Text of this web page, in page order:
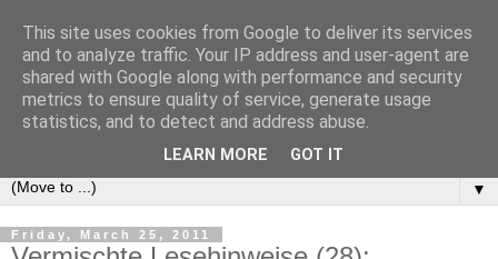
e-comm
Blog zum österreichischen und europäischen Recht der
elektronischen Kommunikationsnetze und -dienste
▼
Friday, March 25, 2011
This site uses cookies from Google to deliver its services
and to analyze traffic. Your IP address and user-agent are
shared with Google along with performance and security
metrics to ensure quality of service, generate usage
statistics, and to detect and address abuse.
LEARN MORE GOT IT